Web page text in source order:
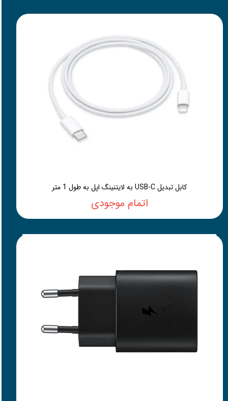
کابل تبدیل USB-C به لایتنینگ اپل به طول 1 متر
اتمام موجودی